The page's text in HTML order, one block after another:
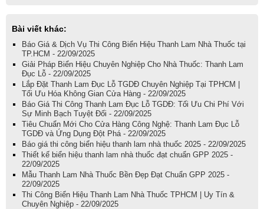
Bài viết khác:
Báo Giá & Dịch Vụ Thi Công Biển Hiệu Thanh Lam Nhà Thuốc tại
TP.HCM - 22/09/2025
Giải Pháp Biển Hiệu Chuyên Nghiệp Cho Nhà Thuốc: Thanh Lam
Đục Lỗ - 22/09/2025
Lắp Đặt Thanh Lam Đục Lỗ TGDĐ Chuyên Nghiệp Tại TPHCM |
Tối Ưu Hóa Không Gian Cửa Hàng - 22/09/2025
Báo Giá Thi Công Thanh Lam Đục Lỗ TGDĐ: Tối Ưu Chi Phí Với
Sự Minh Bạch Tuyệt Đối - 22/09/2025
Tiêu Chuẩn Mới Cho Cửa Hàng Công Nghệ: Thanh Lam Đục Lỗ
TGDĐ và Ứng Dụng Đột Phá - 22/09/2025
Báo giá thi công biển hiệu thanh lam nhà thuốc 2025 - 22/09/2025
Thiết kế biển hiệu thanh lam nhà thuốc đạt chuẩn GPP 2025 -
22/09/2025
Mẫu Thanh Lam Nhà Thuốc Bền Đẹp Đạt Chuẩn GPP 2025 -
22/09/2025
Thi Công Biển Hiệu Thanh Lam Nhà Thuốc TPHCM | Uy Tín &
Chuyên Nghiệp - 22/09/2025